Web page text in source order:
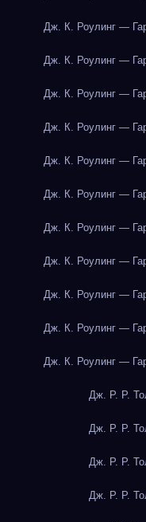
Дж. К. Роулинг —
Дж. К. Роулинг —
Дж. К. Роулинг —
Дж. К. Роулинг —
Дж. К. Роулинг —
Дж. К. Роулинг —
Дж. К. Роулинг —
Дж. К. Роулинг —
Дж. К. Роулинг —
Дж. К. Роулинг —
Дж. К. Роулинг —
Дж. Р. Р.
Дж. Р. Р.
Дж. Р. Р.
Дж. Р. Р.